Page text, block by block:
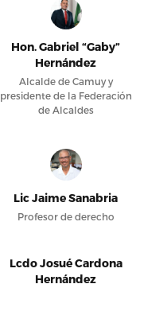
Hon. Gabriel “Gaby”
Hernández
Alcalde de Camuy y
presidente de la Federación
de Alcaldes
Lic Jaime Sanabria
Profesor de derecho
Lcdo Josué Cardona
Hernández